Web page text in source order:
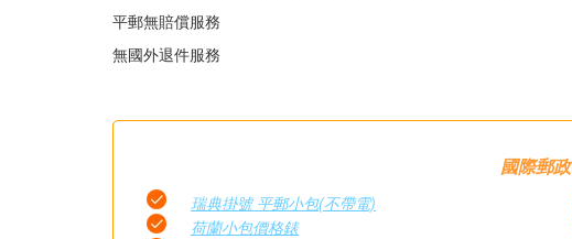
平郵無賠償服務
無國外退件服務
國際郵
瑞典掛號 平郵小包(不帶電)
荷蘭小包價格錶